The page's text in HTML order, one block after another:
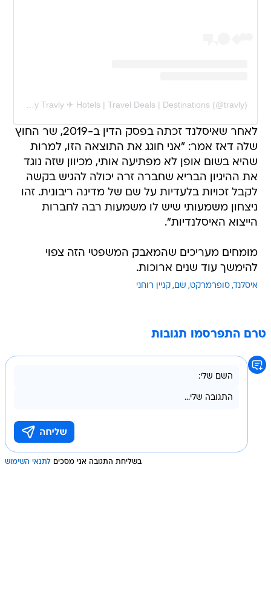
לאחר שאיסלנד זכתה בפסק הדין ב-2019, שר החוץ
שלה דאז אמר: "אני חוגג את התוצאה הזו, למרות
שהיא בשום אופן לא מפתיעה אותי, מכיוון שזה נוגד
את ההיגיון הבריא שחברה זרה יכולה להגיש בקשה
לקבל זכויות בלעדיות על שם של מדינה ריבונית. זהו
ניצחון משמעותי שיש לו משמעות רבה לחברות
הייצוא האיסלנדיות".
מומחים מעריכים שהמאבק המשפטי הזה צפוי
להימשך עוד שנים ארוכות.
איסלנד סופרמרקט שם קניין רוחני
טרם התפרסמו תגובות
בשליחת התגובה אני מסכים לתנאי השימוש